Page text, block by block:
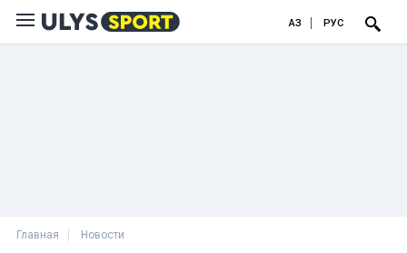
ҚАЗ РУС
Главная Новости